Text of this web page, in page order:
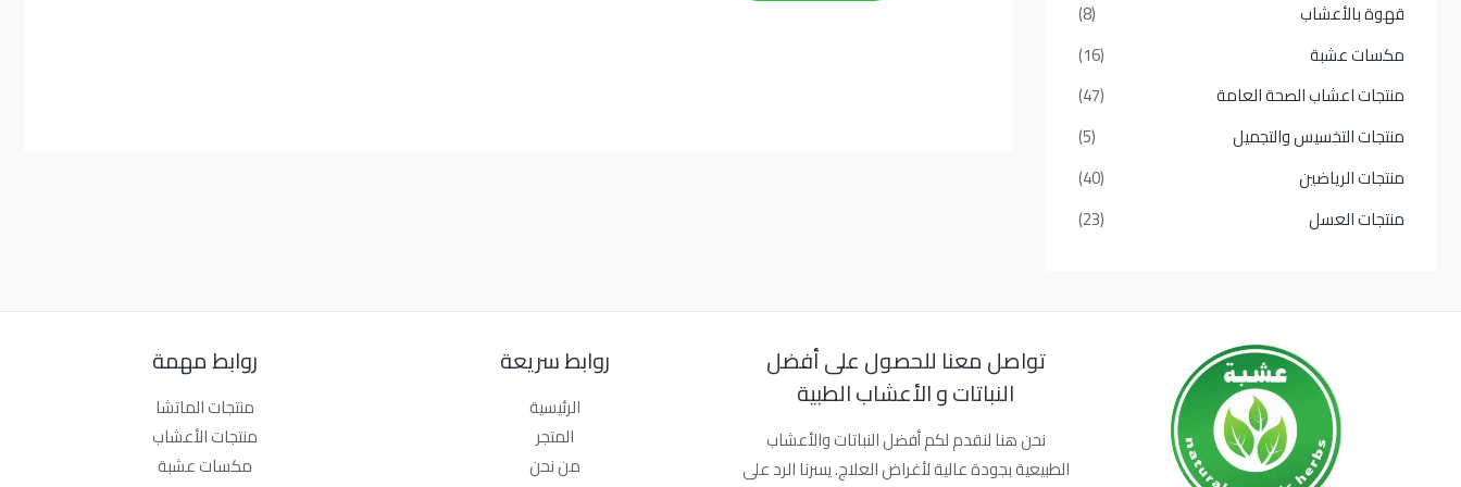
قهوة بالأعشاب
(8)
مكسات عشبة
(16)
منتجات اعشاب الصحة العامة
(47)
منتجات التخسيس والتجميل
(5)
منتجات الرياضين
(40)
منتجات العسل
(23)
تواصل معنا للحصول على أفضل
النباتات و الأعشاب الطبية
نحن هنا لنقدم لكم أفضل النباتات والأعشاب
الطبيعية بجودة عالية لأغراض العلاج. يسرنا الرد على
روابط سريعة
الرئيسية
المتجر
من نحن
روابط مهمة
منتجات الماتشا
منتجات الأعشاب
مكسات عشبة